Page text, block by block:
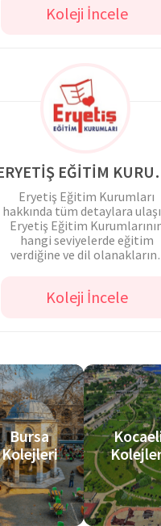
Koleji İncele
Eryetiş Eğitim Kurumları
hakkında tüm detaylara
Eryetiş Eğitim
hangi seviyelerde eğitim
verdiğine ve dil olanaklarına
Koleji İncele
Bursa
Kolejleri